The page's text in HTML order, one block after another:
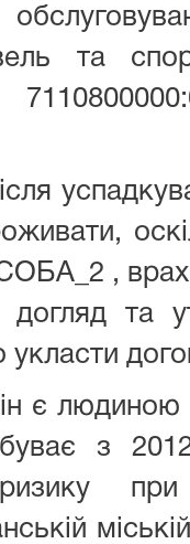
та
,
догляд та
є людиною
з
при